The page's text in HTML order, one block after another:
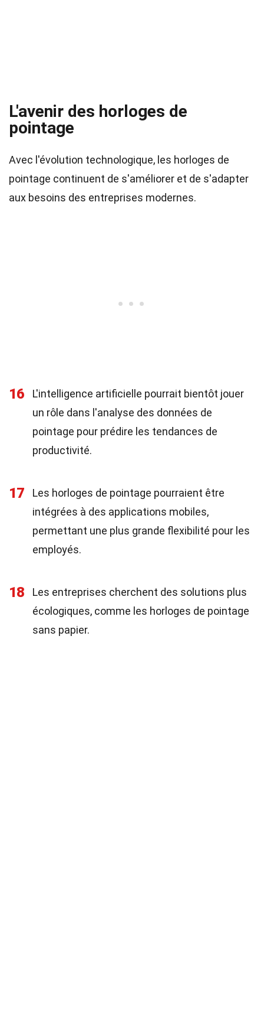
L'avenir des horloges de
pointage
Avec l'évolution technologique, les horloges de
pointage continuent de s'améliorer et de s'adapter
aux besoins des entreprises modernes.
16
L'intelligence artificielle pourrait bientôt jouer
un rôle dans l'analyse des données de
pointage pour prédire les tendances de
productivité.
17
Les horloges de pointage pourraient être
intégrées à des applications mobiles,
permettant une plus grande flexibilité pour les
employés.
18
Les entreprises cherchent des solutions plus
écologiques, comme les horloges de pointage
sans papier.